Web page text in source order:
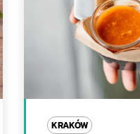
KRAKÓW